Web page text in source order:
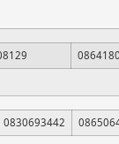
0830693442